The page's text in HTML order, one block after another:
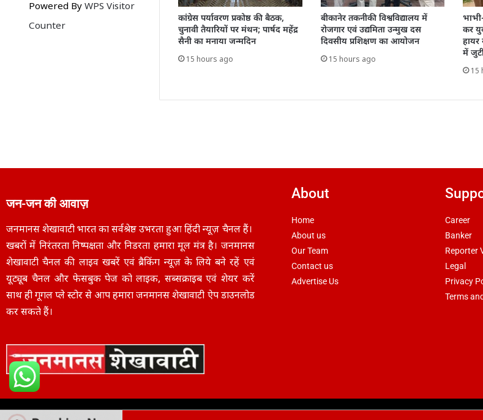
Powered By WPS Visitor
Counter
कांग्रेस पर्यावरण प्रकोष्ठ की बैठक,
चुनावी तैयारियों पर मंथन; पार्षद महेंद्र
सैनी का मनाया जन्मदिन
15 hours ago
बीकानेर तकनीकी विश्वविद्यालय में
रोजगार एवं उद्यमिता उन्मुख दस
दिवसीय प्रशिक्षण का आयोजन
15 hours ago
कर
हायर
में
15
जन-जन की आवाज़
जनमानस शेखावाटी भारत का सर्वश्रेष्ठ उभरता हुआ हिंदी न्यूज़ चैनल हैं।
खबरों में निरंतरता निष्पक्षता और निडरता हमारा मूल मंत्र है। जनमानस
शेखावाटी चैनल की लाइव खबरें एवं ब्रैकिंग न्यूज़ के लिये बने रहें एवं
यूट्यूब चैनल और फेसबुक पेज को लाइक, सब्सक्राइब एवं शेयर करें
साथ ही गूगल प्ले स्टोर से आप हमारा जनमानस शेखावाटी ऐप डाउनलोड
कर सकते हैं।
About
Home
About us
Our Team
Contact us
Advertise Us
Career
Banker
Reporter
Legal
Privacy
Terms
Copyright © 2025janmanasshekhawati.com